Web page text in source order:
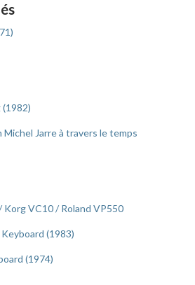
Michel Jarre à travers le temps
Korg VC10 / Roland VP550
(1983)
(1974)